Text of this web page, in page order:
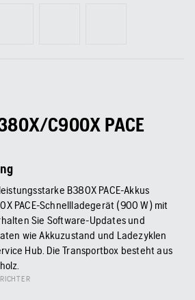
C900X PACE
B380X PACE-Akkus
PACE-Schnellladegerät (900 W) mit
Sie Software-Updates und
wie Akkuzustand und Ladezyklen
Hub. Die Transportbox besteht aus